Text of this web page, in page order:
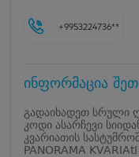
+9953224736**
ინფორმაცია
გადაიხადეთ სრული
კოდი ასარჩევი
კვარიათის
PANORAMA